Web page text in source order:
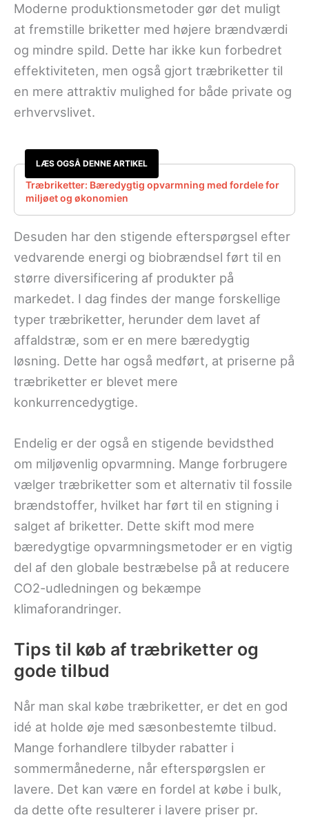
Moderne produktionsmetoder gør det muligt
at fremstille briketter med højere brændværdi
og mindre spild. Dette har ikke kun forbedret
effektiviteten, men også gjort træbriketter til
en mere attraktiv mulighed for både private og
erhvervslivet.
LÆS OGSÅ DENNE ARTIKEL
Træbriketter: Bæredygtig opvarmning med fordele for
miljøet og økonomien
Desuden har den stigende efterspørgsel efter
vedvarende energi og biobrændsel ført til en
større diversificering af produkter på
markedet. I dag findes der mange forskellige
typer træbriketter, herunder dem lavet af
affaldstræ, som er en mere bæredygtig
løsning. Dette har også medført, at priserne på
træbriketter er blevet mere
konkurrencedygtige.
Endelig er der også en stigende bevidsthed
om miljøvenlig opvarmning. Mange forbrugere
vælger træbriketter som et alternativ til fossile
brændstoffer, hvilket har ført til en stigning i
salget af briketter. Dette skift mod mere
bæredygtige opvarmningsmetoder er en vigtig
del af den globale bestræbelse på at reducere
CO2-udledningen og bekæmpe
klimaforandringer.
Tips til køb af træbriketter og
gode tilbud
Når man skal købe træbriketter, er det en god
idé at holde øje med sæsonbestemte tilbud.
Mange forhandlere tilbyder rabatter i
sommermånederne, når efterspørgslen er
lavere. Det kan være en fordel at købe i bulk,
da dette ofte resulterer i lavere priser pr.